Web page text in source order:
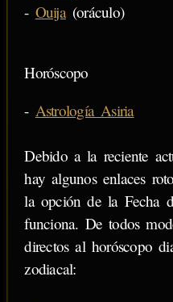
- Ouija(oráculo)
Horóscopo
- Astrología Asiria
Debido a la reciente
hay algunos enlaces
la opción de la Fecha
funciona. De todos
directos al horóscopo
zodiacal: